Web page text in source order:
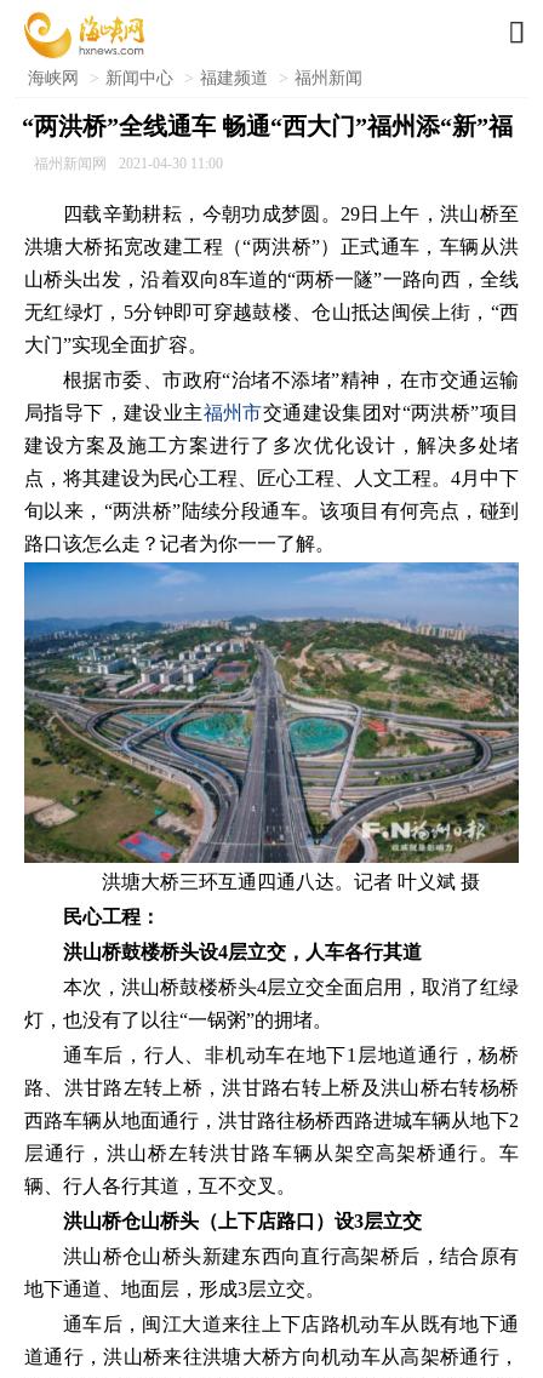

海峡网 > 新闻中心 > 福建频道 > 福州新闻
“两洪桥”全线通车 畅通“西大门”福州添“新”福
福州新闻网 2021-04-30 11:00
四载辛勤耕耘，今朝功成梦圆。29日上午，洪山桥至
洪塘大桥拓宽改建工程（“两洪桥”）正式通车，车辆从洪
山桥头出发，沿着双向8车道的“两桥一隧”一路向西，全线
无红绿灯，5分钟即可穿越鼓楼、仓山抵达闽侯上街，“西
大门”实现全面扩容。
根据市委、市政府“治堵不添堵”精神，在市交通运输
局指导下，建设业主福州市交通建设集团对“两洪桥”项目
建设方案及施工方案进行了多次优化设计，解决多处堵
点，将其建设为民心工程、匠心工程、人文工程。4月中下
旬以来，“两洪桥”陆续分段通车。该项目有何亮点，碰到
路口该怎么走？记者为你一一了解。
洪塘大桥三环互通四通八达。记者 叶义斌 摄
民心工程：
洪山桥鼓楼桥头设4层立交，人车各行其道
本次，洪山桥鼓楼桥头4层立交全面启用，取消了红绿
灯，也没有了以往“一锅粥”的拥堵。
通车后，行人、非机动车在地下1层地道通行，杨桥
路、洪甘路左转上桥，洪甘路右转上桥及洪山桥右转杨桥
西路车辆从地面通行，洪甘路往杨桥西路进城车辆从地下2
层通行，洪山桥左转洪甘路车辆从架空高架桥通行。车
辆、行人各行其道，互不交叉。
洪山桥仓山桥头（上下店路口）设3层立交
洪山桥仓山桥头新建东西向直行高架桥后，结合原有
地下通道、地面层，形成3层立交。
通车后，闽江大道来往上下店路机动车从既有地下通
道通行，洪山桥来往洪塘大桥方向机动车从高架桥通行，